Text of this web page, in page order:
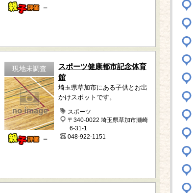
－
現地未調査
－
スポーツ健康都市記念体育
館
埼玉県草加市にある子供とお出
かけスポットです。
スポーツ
〒340-0022 埼玉県草加市瀬崎
6-31-1
048-922-1151